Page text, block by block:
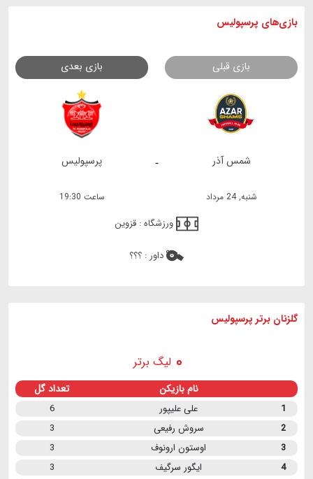
بازی های پرسپولیس
بازی قبلی بازی بعدی
- شمس آذر پرسپولیس
شنبه, 24 مرداد ساعت 19:30
ورزشگاه : قزوین
داور : ؟؟؟
گلزنان برتر پرسپولیس
لیگ برتر
نام بازیکن تعداد گل
1 علی علیپور
6
2
سروش رفیعی
3
3
اوستون ارونوف
3
4
ایگور سرگیف
3